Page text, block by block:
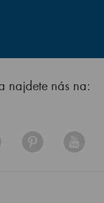
najdete nás na: